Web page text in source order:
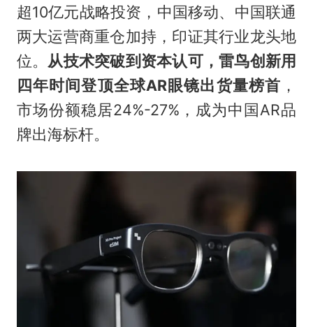
超10亿元战略投资，中国移动、中国联通
两大运营商重仓加持，印证其行业龙头地
位。 从技术突破到资本认可，雷鸟创新用
四年时间登顶全球AR眼镜出货量榜首 ，
市场份额稳居24%-27%，成为中国AR品
牌出海标杆。